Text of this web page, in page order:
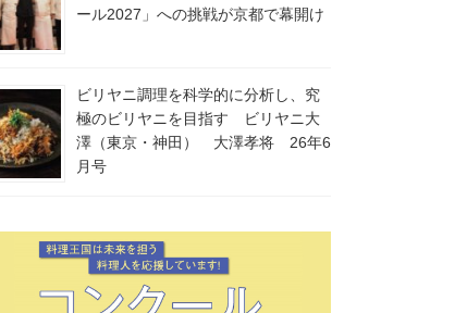
ール2027」への挑戦が京都で幕開け
ビリヤニ調理を科学的に分析し、究
極のビリヤニを目指す ビリヤニ大
澤（東京・神田） 大澤孝将 26年6
月号